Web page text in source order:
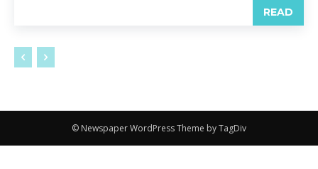
READ
© Newspaper WordPress Theme by TagDiv